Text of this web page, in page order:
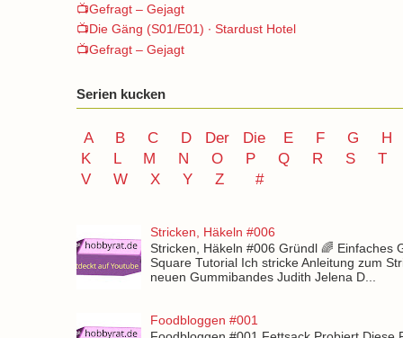
📺Gefragt – Gejagt
📺Die Gäng (S01/E01) ∙ Stardust Hotel
📺Gefragt – Gejagt
Serien kucken
A B C D Der Die E F G
H
K
L M N O P Q R S
T
V
W X Y Z #
Stricken, Häkeln #006
Stricken, Häkeln #006 Gründl 🌈 Einfaches
Square Tutorial Ich stricke Anleitung zum
neuen Gummibandes Judith Jelena D...
Foodbloggen #001